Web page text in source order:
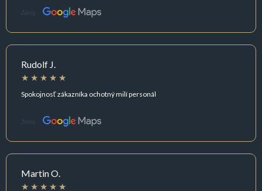
Zdroj:
Rudolf J.
Spokojnosť zákazníka ochotný milí personál
Zdroj:
Martin O.